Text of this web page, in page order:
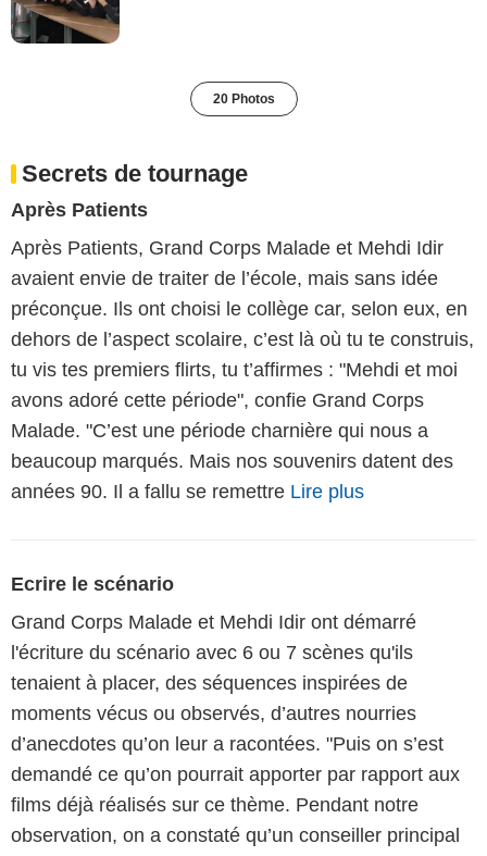
20 Photos
Secrets de tournage
Après Patients
Après Patients, Grand Corps Malade et Mehdi Idir
avaient envie de traiter de l’école, mais sans idée
préconçue. Ils ont choisi le collège car, selon eux, en
dehors de l’aspect scolaire, c’est là où tu te construis,
tu vis tes premiers flirts, tu t’affirmes : "Mehdi et moi
avons adoré cette période", confie Grand Corps
Malade. "C’est une période charnière qui nous a
beaucoup marqués. Mais nos souvenirs datent des
années 90. Il a fallu se remettre Lire plus
Ecrire le scénario
Grand Corps Malade et Mehdi Idir ont démarré
l'écriture du scénario avec 6 ou 7 scènes qu'ils
tenaient à placer, des séquences inspirées de
moments vécus ou observés, d’autres nourries
d’anecdotes qu’on leur a racontées. "Puis on s’est
demandé ce qu’on pourrait apporter par rapport aux
films déjà réalisés sur ce thème. Pendant notre
observation, on a constaté qu’un conseiller principal